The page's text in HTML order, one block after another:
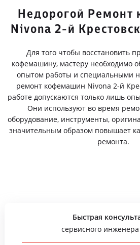
Недорогой
Nivona 2-й
Для того чтобы восстановить
кофемашину, мастеру необходимо
опытом работы и специальными
ремонт кофемашин Nivona 2-й
работе допускаются только лишь
Они используют во время
оборудование, инструменты,
значительным образом повышает
ремонта.
Быстрая
сервисного инженера